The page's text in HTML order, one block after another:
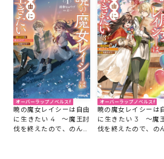
オーバーラップノベルスf
暁の魔女レイシーは自由
に生きたい 4 ～魔王討
伐を終えたので、のんび
オーバーラップノベルスf
暁の魔女レイシーは
に生きたい 3 ～魔
伐を終えたので、の